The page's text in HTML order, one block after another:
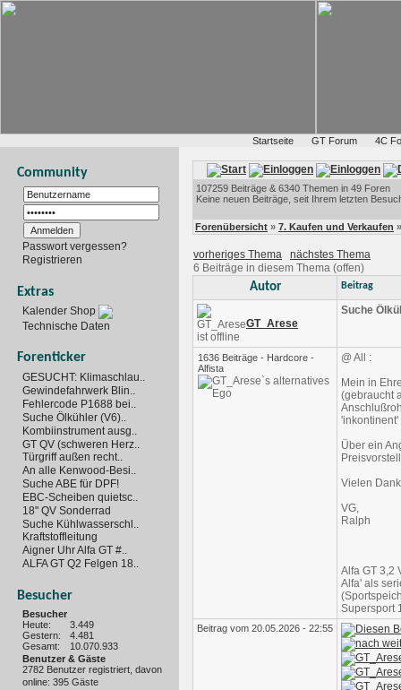
Startseite GT Forum 4C
Community
Passwort vergessen?
Registrieren
Extras
Kalender Shop
Technische Daten
Forenticker
GESUCHT: Klimaschlau..
Gewindefahrwerk Blin..
Fehlercode P1688 bei..
Suche Ölkühler (V6)..
Kombiinstrument ausg..
GT QV (schweren Herz..
Türgriff außen recht..
An alle Kenwood-Besi..
Suche ABE für DPF!
EBC-Scheiben quietsc..
18" QV Sonderrad
Suche Kühlwasserschl..
Kraftstoffleitung
Aigner Uhr Alfa GT #..
ALFA GT Q2 Felgen 18..
Besucher
Besucher
Heute:
3.449
Gestern:
4.481
Gesamt:
10.070.933
Benutzer & Gäste
2782 Benutzer registriert, davon
online: 395 Gäste
107259 Beiträge & 6340 Themen in 49 Foren
Keine neuen Beiträge, seit Ihrem letzten
Forenübersicht » 7. Kaufen und Verkaufen
vorheriges Thema
nächstes Thema
6 Beiträge in diesem Thema (offen)
Autor Beitrag
GT_Arese
Suche
1636 Beiträge - Hardcore -
Alfista
@ All :
Mein in
(gebraucht
Über ein
Vielen
VG,
Ralph
Alfa GT 3,2
Alfa' als
Supersport
Beitrag vom 20.05.2026 - 22:55